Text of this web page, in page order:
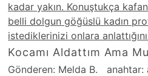
kadar yakın. Konuştukça
belli dolgun göğüslü kadın
istediklerinizi onlara
Kocamı Aldattım Ama
Gönderen: Melda B. anahtar: